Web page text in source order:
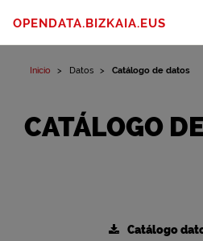
OPENDATA.BIZKAIA.EUS
Inicio Datos Catálogo de datos
CATÁLOGO
Catálogo